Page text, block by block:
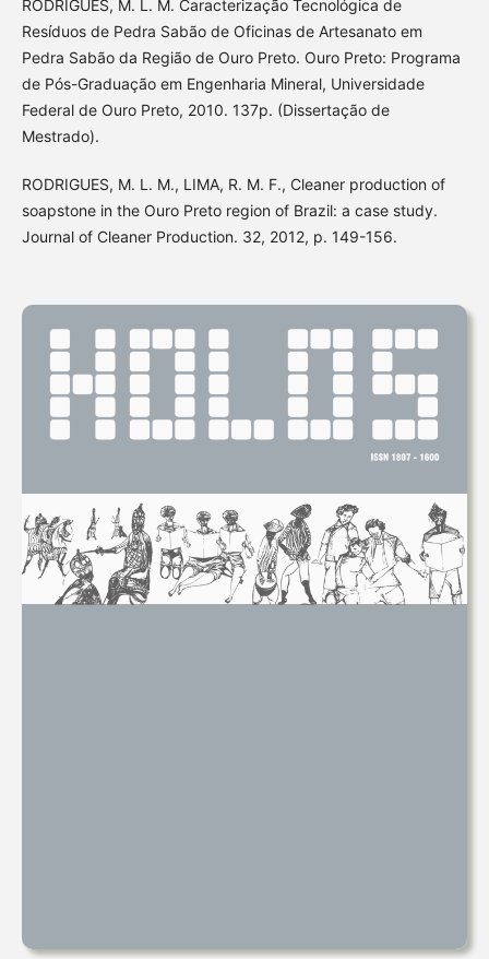
RODRIGUES, M. L. M. Caracterização Tecnológica de
Resíduos de Pedra Sabão de Oficinas de Artesanato em
Pedra Sabão da Região de Ouro Preto. Ouro Preto: Programa
de Pós-Graduação em Engenharia Mineral, Universidade
Federal de Ouro Preto, 2010. 137p. (Dissertação de
Mestrado).
RODRIGUES, M. L. M., LIMA, R. M. F., Cleaner production of
soapstone in the Ouro Preto region of Brazil: a case study.
Journal of Cleaner Production. 32, 2012, p. 149-156.